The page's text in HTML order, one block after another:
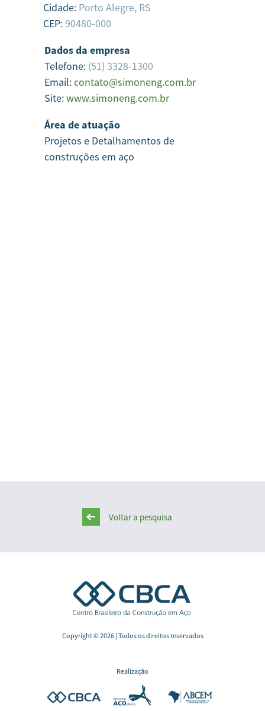
Cidade: Porto Alegre, RS
CEP:90480-000
Dados da empresa
Telefone: (51) 3328-1300
Email:contato@simoneng.com.br
Site:www.simoneng.com.br
Área de atuação
Projetos e Detalhamentos de
construções em aço
Voltar a pesquisa
Copyright © 2026 | Todos os direitos reservados
Realização